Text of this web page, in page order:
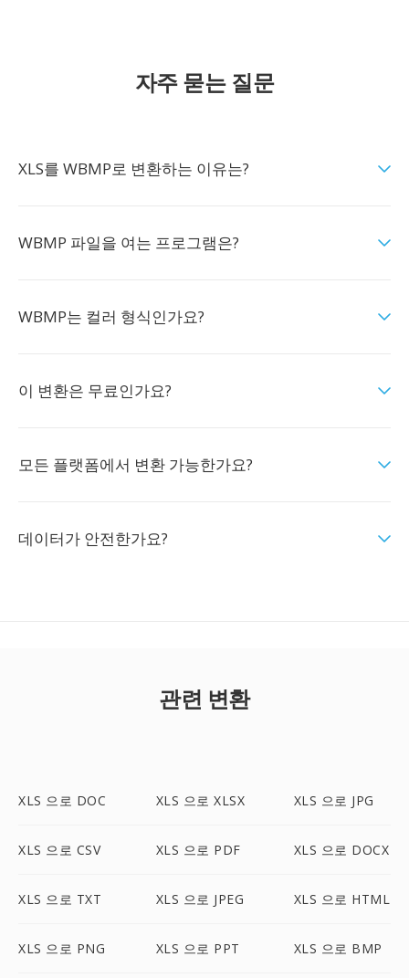
자주 묻는 질문
XLS를 WBMP로 변환하는 이유는?
WBMP 파일을 여는 프로그램은?
WBMP는 컬러 형식인가요?
이 변환은 무료인가요?
모든 플랫폼에서 변환 가능한가요?
데이터가 안전한가요?
관련 변환
XLS 으로 DOC XLS 으로 XLSX XLS 으로 JPG
XLS 으로 CSV XLS 으로 PDF XLS 으로 DOCX
XLS 으로 TXT XLS 으로 JPEG XLS 으로 HTML
XLS 으로 PNG XLS 으로 PPT XLS 으로 BMP